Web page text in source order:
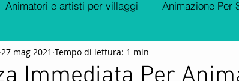
Animatori e artisti per villaggi Animazione Per
Animazione Turistica organizzazione di
27 mag 2021 Tempo di lettura: 1 min